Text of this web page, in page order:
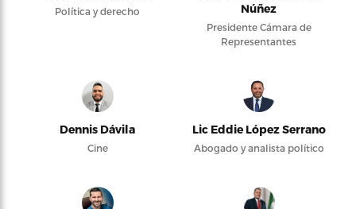
Política y derecho
Núñez
Presidente Cámara de
Representantes
Dennis Dávila
Cine
Lic Eddie López Serrano
Abogado y analista político